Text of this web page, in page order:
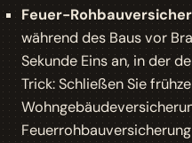
Feuer-
während des Baus vor
Sekunde Eins an, in der
Trick: Schließen Sie